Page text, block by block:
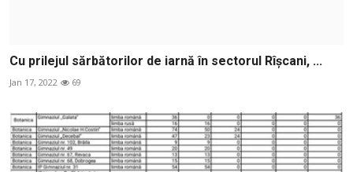
Cu prilejul sărbătorilor de iarnă în sectorul Rîșcani, ...
Jan 17, 2022 69